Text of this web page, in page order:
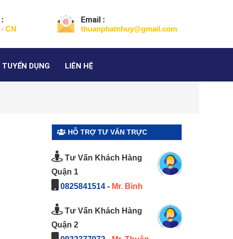
CN
Email :
thuanphatnhuy@gmail.com
TUYỂN DỤNG LIÊN HỆ
HỖ TRỢ TƯ VẤN TRỰC
Tư Vấn Khách Hàng
Quận 1
0825841514- Mr. Bình
Tư Vấn Khách Hàng
Quận 2